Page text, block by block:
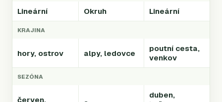
Lineární Okruh Lineární
KRAJINA
hory, ostrov alpy, ledovce
poutní cesta,
venkov
SEZÓNA
červen,
duben,